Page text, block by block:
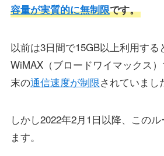
容量が実質的に無制限です。
以前は3日間で15GB以上利用する
WiMAX（ブロードワイマックス
末の通信速度が制限されていまし
しかし2022年2月1日以降、この
ます。